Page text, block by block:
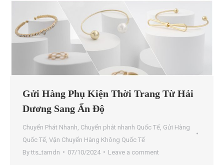
Gửi Hàng Phụ Kiện Thời Trang Từ Hải
Dương Sang Ấn Độ
Chuyển Phát Nhanh Chuyển phát nhanh Quốc Tế Gửi Hàng
Quốc Tế Vận Chuyển Hàng Không Quốc Tế
Bytts_tamdn 07/10/2024 Leave a comment